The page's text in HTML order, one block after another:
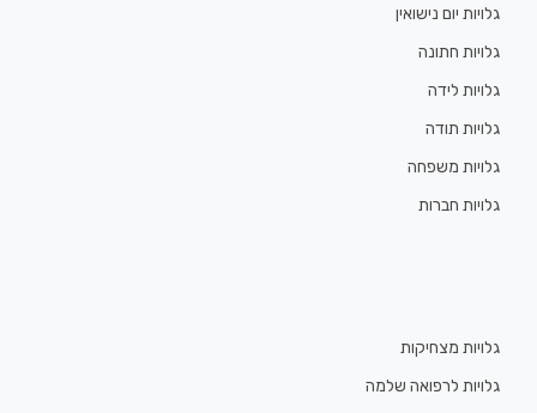
גלויות יום נישואין
גלויות חתונה
גלויות לידה
גלויות תודה
גלויות משפחה
גלויות חברות
גלויות מצחיקות
גלויות לרפואה שלמה